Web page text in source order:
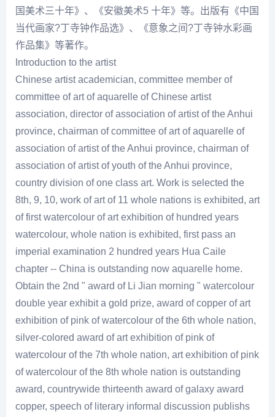
国美术三十年》、《安徽美术5 十年》等。出版有《中国
当代画家?丁寺钟作品选》、《意象之间?丁寺钟水彩画
作品集》等著作。
Introduction to the artist
Chinese artist academician, committee member of
committee of art of aquarelle of Chinese artist
association, director of association of artist of the Anhui
province, chairman of committee of art of aquarelle of
association of artist of the Anhui province, chairman of
association of artist of youth of the Anhui province,
country division of one class art. Work is selected the
8th, 9, 10, work of art of 11 whole nations is exhibited, art
of first watercolour of art exhibition of hundred years
watercolour, whole nation is exhibited, first pass an
imperial examination 2 hundred years Hua Caile
chapter -- China is outstanding now aquarelle home.
Obtain the 2nd " award of Li Jian morning " watercolour
double year exhibit a gold prize, award of copper of art
exhibition of pink of watercolour of the 6th whole nation,
silver-colored award of art exhibition of pink of
watercolour of the 7th whole nation, art exhibition of pink
of watercolour of the 8th whole nation is outstanding
award, countrywide thirteenth award of galaxy award
copper, speech of literary informal discussion publishs